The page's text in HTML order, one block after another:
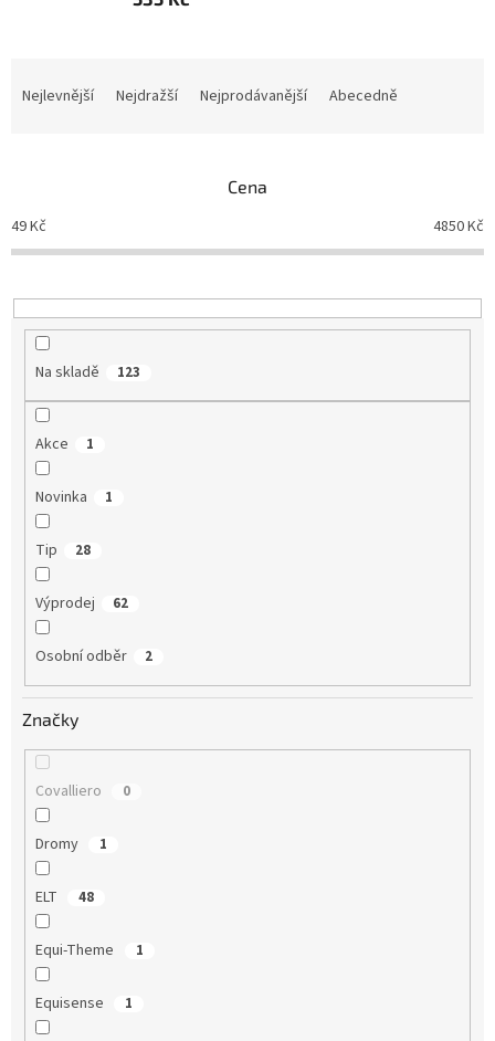
p
r
o
u
Nejlevnější Nejdražší Nejprodávanější Abecedně
Cena
49Kč 4850Kč
Na skladě 123
Akce 1
Novinka 1
Tip 28
Výprodej 62
Osobní odběr 2
Značky
Covalliero 0
Dromy 1
ELT 48
Equi-Theme 1
Equisense 1